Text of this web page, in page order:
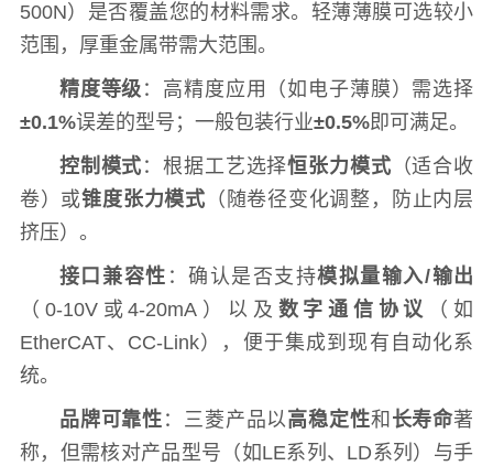
500N）是否覆盖您的材料需求。轻薄薄膜可选较小
范围，厚重金属带需大范围。
精度等级 ：高精度应用（如电子薄膜）需选择
±0.1%误差的型号；一般包装行业±0.5%即可满足。
控制模式 ：根据工艺选择恒张力模式 （适合收
卷）或锥度张力模式 （随卷径变化调整，防止内层
挤压）。
接口兼容性 ：确认是否支持模拟量输入/输出
（0-10V或4-20mA）以及 数字通信协议
（如
EtherCAT、CC-Link），便于集成到现有自动化系
统。
品牌可靠性 ：三菱产品以高稳定性和 长寿命著
称，但需核对产品型号（如LE系列、LD系列）与手